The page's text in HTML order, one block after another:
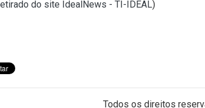
do site IdealNews - TI-IDEAL)
Todos os direitos